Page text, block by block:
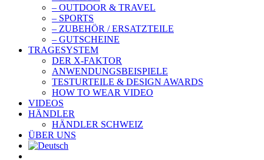
– OUTDOOR & TRAVEL
– SPORTS
– ZUBEHÖR / ERSATZTEILE
– GUTSCHEINE
TRAGESYSTEM
DER X-FAKTOR
ANWENDUNGSBEISPIELE
TESTURTEILE & DESIGN AWARDS
HOW TO WEAR VIDEO
VIDEOS
HÄNDLER
HÄNDLER SCHWEIZ
ÜBER UNS